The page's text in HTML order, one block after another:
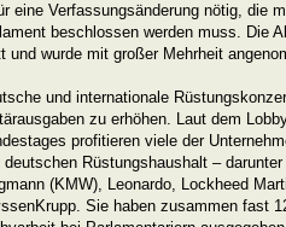
eine Verfassungsänderung nötig, die
beschlossen werden muss. Die
und wurde mit großer Mehrheit
und internationale
zu erhöhen. Laut dem
profitieren viele der
deutschen Rüstungshaushalt –
(KMW), Leonardo, Lockheed
Sie haben zusammen fast